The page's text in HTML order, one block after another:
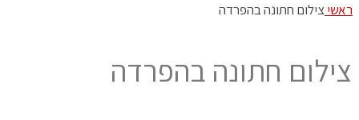
ראשי צילום חתונה בהפרדה
צילום חתונה בהפרדה